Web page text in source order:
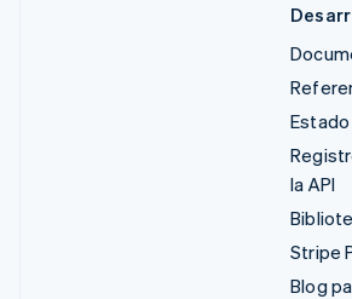
Estado
la API
Stripe
Blog